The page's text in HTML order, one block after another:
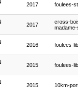
2017 foulees-
2017
cross-
2016 foulees-
2015 foulees-
2015 10km-